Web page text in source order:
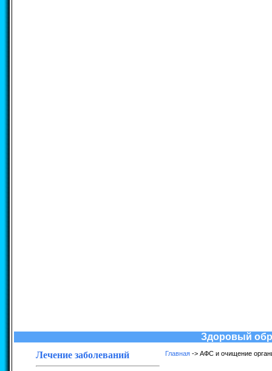
Здоровый
Лечение заболеваний
Главная-> АФС и очищение